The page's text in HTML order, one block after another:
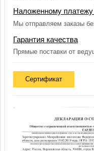
Наложенному
Мы отправляем заказы
Гарантия качества
Прямые поставки от
Сертификат